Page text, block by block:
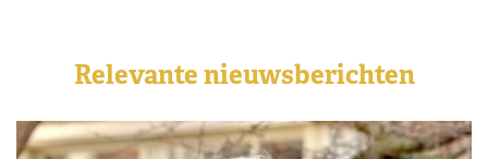
Relevante nieuwsberichten